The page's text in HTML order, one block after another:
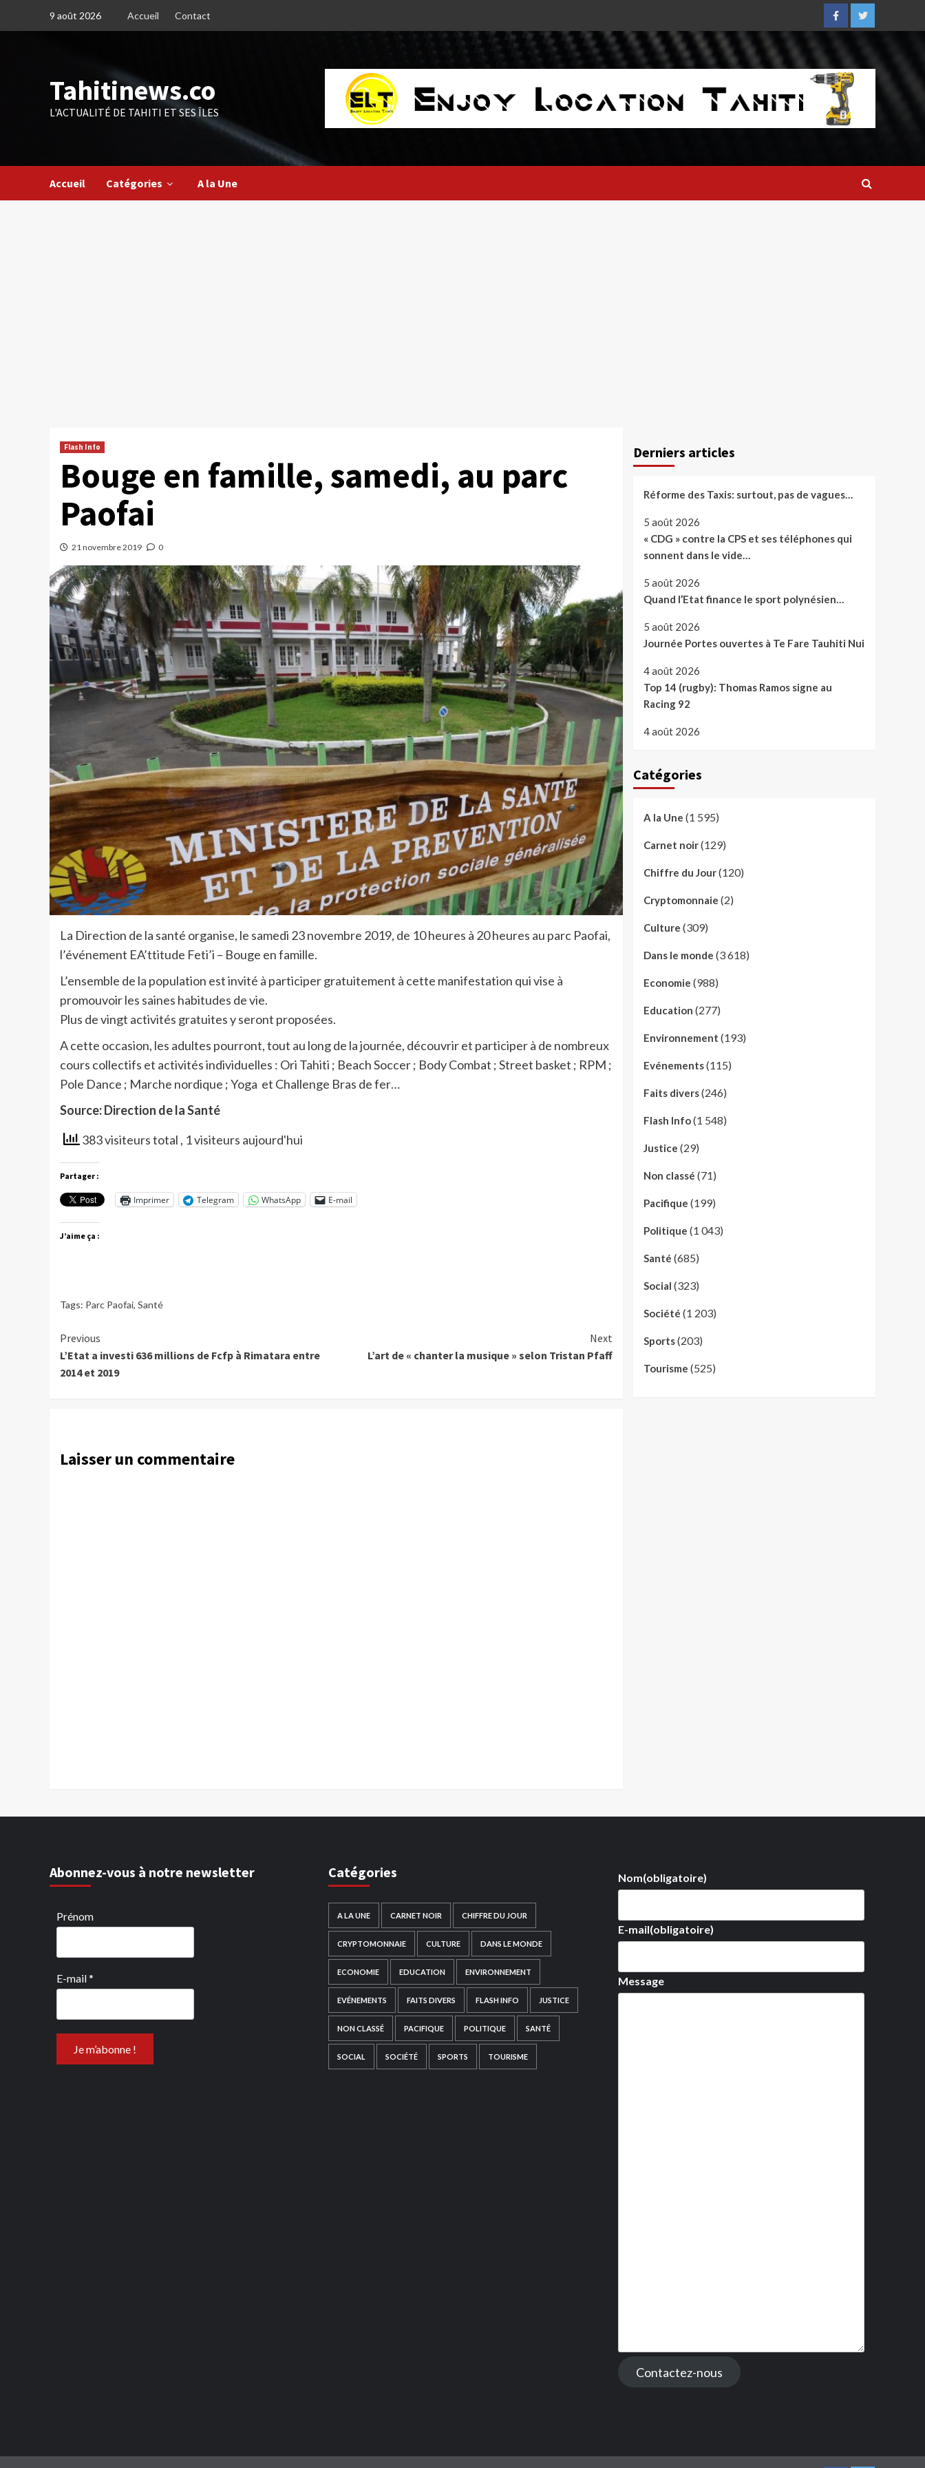
9 août 2026 Accueil Contact
FacebookTwitter
Tahitinews.co
L'ACTUALITÉ DE TAHITI ET SES ÎLES
Accueil Catégories A la Une
Flash Info
Bouge en famille, samedi, au parc
Paofai
21 novembre 2019 0
La Direction de la santé organise, le samedi 23 novembre 2019, de 10 heures à 20 heures au parc Paofai,
l’événement EA’ttitude Feti’i – Bouge en famille.
L’ensemble de la population est invité à participer gratuitement à cette manifestation qui vise à
promouvoir les saines habitudes de vie.
Plus de vingt activités gratuites y seront proposées.
A cette occasion, les adultes pourront, tout au long de la journée, découvrir et participer à de nombreux
cours collectifs et activités individuelles : Ori Tahiti ; Beach Soccer ; Body Combat ; Street basket ; RPM ;
Pole Dance ; Marche nordique ; Yoga et Challenge Bras de fer…
Source: Direction de la Santé
383 visiteurs total , 1 visiteurs aujourd'hui
Partager :
Imprimer Telegram WhatsApp E-mail
J’aime ça :
Tags: Parc Paofai, Santé
Continue
Reading
Previous
L’Etat a investi 636 millions de Fcfp à Rimatara entre
2014 et 2019
Next
L’art de « chanter la musique » selon Tristan Pfaff
Laisser un commentaire
Derniers articles
Réforme des Taxis: surtout, pas de vagues…
5 août 2026
« CDG » contre la CPS et ses téléphones qui
sonnent dans le vide…
5 août 2026
Quand l’Etat finance le sport polynésien…
5 août 2026
Journée Portes ouvertes à Te Fare Tauhiti Nui
4 août 2026
Top 14 (rugby): Thomas Ramos signe au
Racing 92
4 août 2026
Catégories
A la Une (1 595)
Carnet noir(129)
Chiffre du Jour(120)
Cryptomonnaie (2)
Culture (309)
Dans le monde (3 618)
Economie (988)
Education (277)
Environnement (193)
Evénements(115)
Faits divers(246)
Flash Info(1 548)
Justice (29)
Non classé (71)
Pacifique (199)
Politique (1 043)
Santé (685)
Social (323)
Société (1 203)
Sports(203)
Tourisme (525)
Abonnez-vous à notre newsletter
Prénom
E-mail*
Catégories
A LA UNE CARNET NOIR CHIFFRE DU JOUR
CRYPTOMONNAIE CULTURE DANS LE MONDE
ECONOMIE EDUCATION ENVIRONNEMENT
EVÉNEMENTS FAITS DIVERS FLASH INFO JUSTICE
NON CLASSÉ PACIFIQUE POLITIQUE SANTÉ
SOCIAL SOCIÉTÉ SPORTS TOURISME
Nom(obligatoire)
E-mail(obligatoire)
Message
Contactez-nous